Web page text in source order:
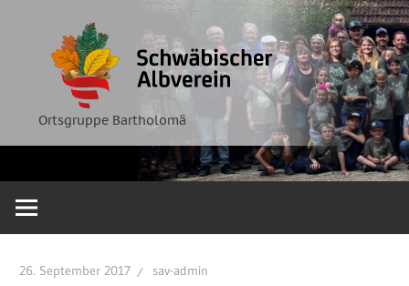
springen
Ortsgruppe Bartholomä
Albverein
Ortsgruppe
Bartholomä
26. September 2017 sav-admin